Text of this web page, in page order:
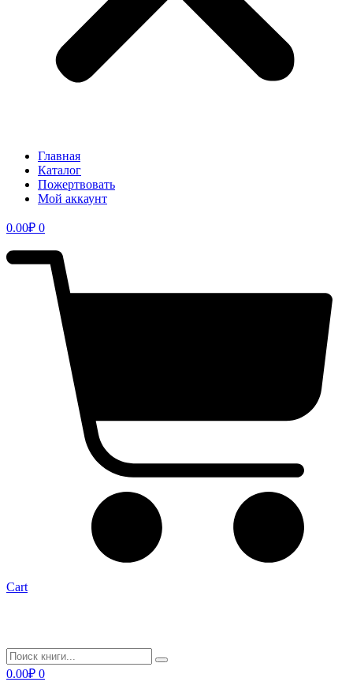
Главная
Каталог
Пожертвовать
Мой аккаунт
0.00₽ 0
Cart
0.00₽ 0